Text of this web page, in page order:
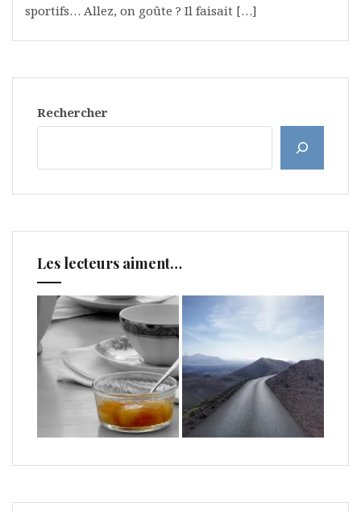
sportifs… Allez, on goûte ? Il faisait […]
Rechercher
Les lecteurs aiment…